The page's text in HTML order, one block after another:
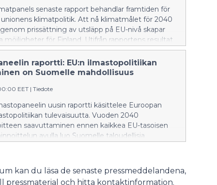
senaste rapport behandlar framtiden för
unionens klimatpolitik. Att nå klimatmålet för 2040
prissättning av utsläpp på EU-nivå skapar
möjligheter för Finland. Utifrån rapportens resultat
beslutsfattarna rekommendationer för
EU:s utsläppshandel.
raportti: EU:n ilmastopolitiikan
on Suomelle mahdollisuus
EET | Tiedote
uusin raportti käsittelee Euroopan
tulevaisuutta. Vuoden 2040
saavuttaminen ennen kaikkea EU-tasoisen
avulla luo Suomelle taloudellisia
kan du läsa de senaste pressmeddelandena,
pressmaterial och hitta kontaktinformation.